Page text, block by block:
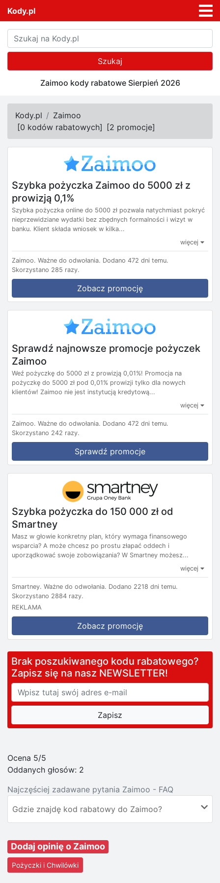
Kody.pl
Szukaj
Zaimoo kody rabatowe Sierpień 2026
Kody.pl
Zaimoo
[0 kodów rabatowych] [2 promocje]
Szybka pożyczka Zaimoo do 5000 zł z
prowizją 0,1%
Szybka pożyczka online do 5000 zł pozwala natychmiast pokryć
nieprzewidziane wydatki bez zbędnych formalności i wizyt w
banku. Klient składa wniosek w kilka...
więcej
Zaimoo. Ważne do odwołania. Dodano 472 dni temu.
Skorzystano 285 razy.
Zobacz promocję
Sprawdź najnowsze promocje pożyczek
Zaimoo
Weź pożyczkę do 5000 zł z prowizją 0,01%! Promocja na
pożyczkę do 5000 zł pod 0,01% prowizji tylko dla nowych
klientów! Zaimoo nie jest instytucją kredytową...
więcej
Zaimoo. Ważne do odwołania. Dodano 472 dni temu.
Skorzystano 242 razy.
Sprawdź promocje
Szybka pożyczka do 150 000 zł od
Smartney
Masz w głowie konkretny plan, który wymaga finansowego
wsparcia? A może chcesz po prostu złapać oddech i
uporządkować swoje zobowiązania? W Smartney możesz...
więcej
Smartney. Ważne do odwołania. Dodano 2218 dni temu.
Skorzystano 2884 razy.
REKLAMA
Zobacz promocję
Brak poszukiwanego kodu rabatowego?
Zapisz się na nasz NEWSLETTER!
Ocena 5/5
Oddanych głosów: 2
Najczęściej zadawane pytania Zaimoo - FAQ
Gdzie znajdę kod rabatowy do Zaimoo?
Dodaj opinię o Zaimoo
Pożyczki i Chwilówki